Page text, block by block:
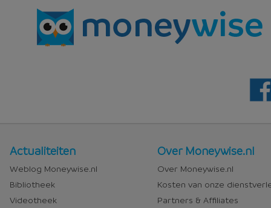
Nieuws
en
media
Actualiteiten
Weblog Moneywise.nl
Bibliotheek
Videotheek
Over
Moneywise
Over Moneywise.nl
Over Moneywise.nl
Kosten van onze
Partners & Affiliates